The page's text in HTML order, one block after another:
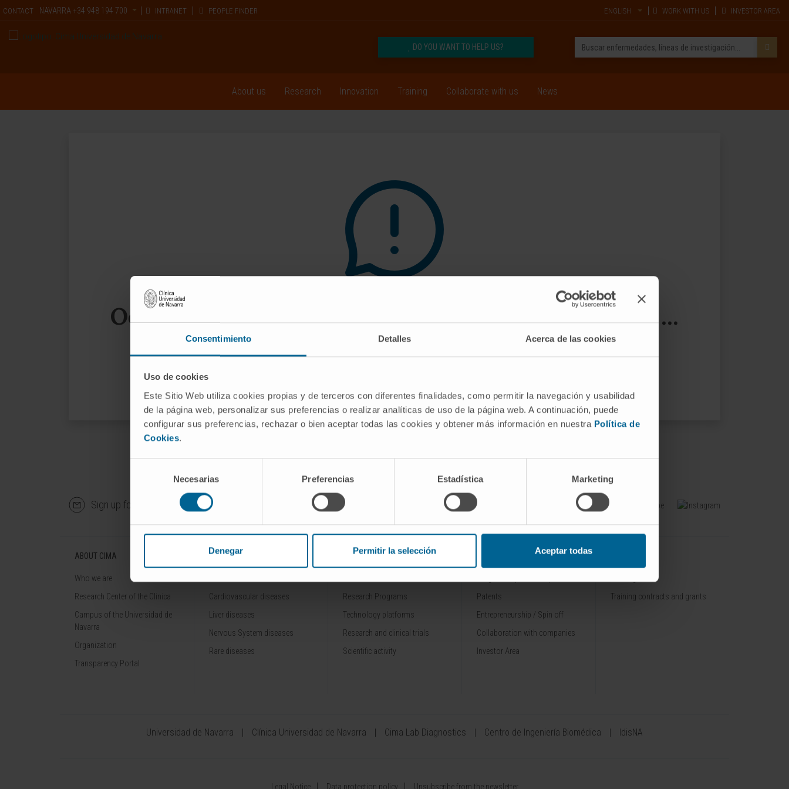
Consentimiento Detalles Acerca de las cookies
Uso de cookies
Este Sitio Web utiliza cookies propias y de terceros con diferentes finalidades, como permitir la navegación y usabilidad
de la página web, personalizar sus preferencias o realizar analíticas de uso de la página web. A continuación, puede
configurar sus preferencias, rechazar o bien aceptar todas las cookies y obtener más información en nuestra Política de
Cookies.
consentimiento
Necesarias Preferencias Estadística Marketing
Denegar Permitir la selección Aceptar todas
CONTACT NAVARRA +34 948 194 700 INTRANET PEOPLE FINDER ENGLISH WORK WITH US INVESTOR AREA
DO YOU WANT TO HELP US?
About us Research Innovation Training Collaborate with us News
Oops, the page you are looking for does not exist ...
Sign up for our newsletter Follow us
ABOUT CIMA
Who we are
Research Center of the Clinica
Campus of the Universidad de
Navarra
Organization
Transparency Portal
DISEASES
Cardiovascular diseases
Liver diseases
Nervous System diseases
Rare diseases
RESEARCH
Research Programs
Technology platforms
Research and clinical trials
Scientific activity
Patents
Entrepreneurship / Spin off
Collaboration with companies
Investor Area
Training contracts and grants
Universidad de Navarra Clínica Universidad de Navarra Cima Lab Diagnostics Centro de Ingeniería Biomédica IdisNA
Legal Notice Data protection policy Unsubscribe from the newsletter